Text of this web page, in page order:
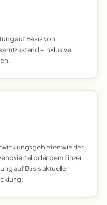
auf Basis von
– inklusive
wie der
oder dem Linzer
auf Basis aktueller